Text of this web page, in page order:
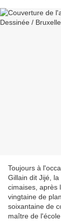
Toujours à
Gillain dit Jijé,
cimaises, après
vingtaine de
soixantaine de
maître de